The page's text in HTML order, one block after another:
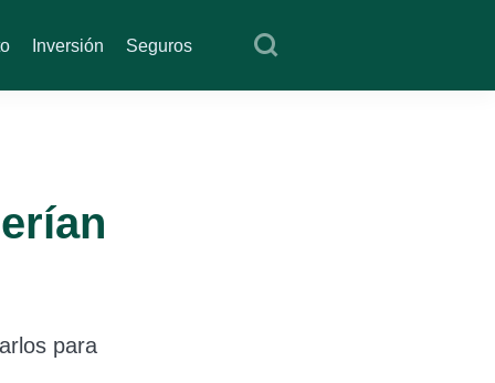
Inversión Seguros
para